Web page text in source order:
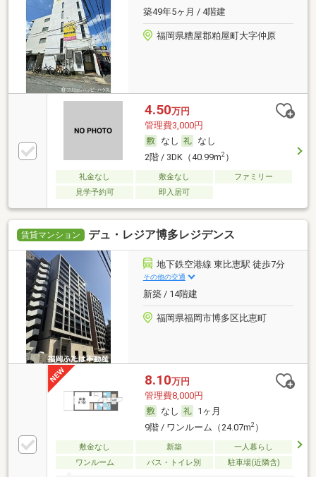
築49年5ヶ月 / 4階建
福岡県糟屋郡粕屋町大字仲原
4.50万円
管理費3,000円
なし
なし
2階 / 3DK（40.99m2）
礼金なし 敷金なし
ファミリー
見学予約可
即入居可
賃貸マンション デュ・レジア博多レジデンス
地下鉄空港線 東比恵駅 徒歩7分
その他の交通
新築 / 14階建
福岡県福岡市博多区比恵町
8.10万円
管理費8,000円
なし
1ヶ月
9階 / ワンルーム（24.07m2）
敷金なし 新築
一人暮らし
ワンルーム
バス・トイレ別 駐車場(近隣含)